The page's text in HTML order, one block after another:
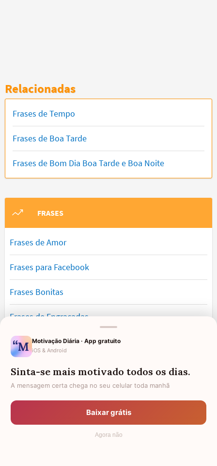
Relacionadas
Frases de Tempo
Frases de Boa Tarde
Frases de Bom Dia Boa Tarde e Boa Noite
FRASES
Frases de Amor
Frases para Facebook
Frases Bonitas
Frases de Engraçadas
Frases Românticas
Frases de Reflexão
Frases Lindas
Motivação Diária · App gratuito
iOS & Android
Sinta-se mais motivado todos os dias.
A mensagem certa chega no seu celular toda manhã
Baixar grátis
Agora não